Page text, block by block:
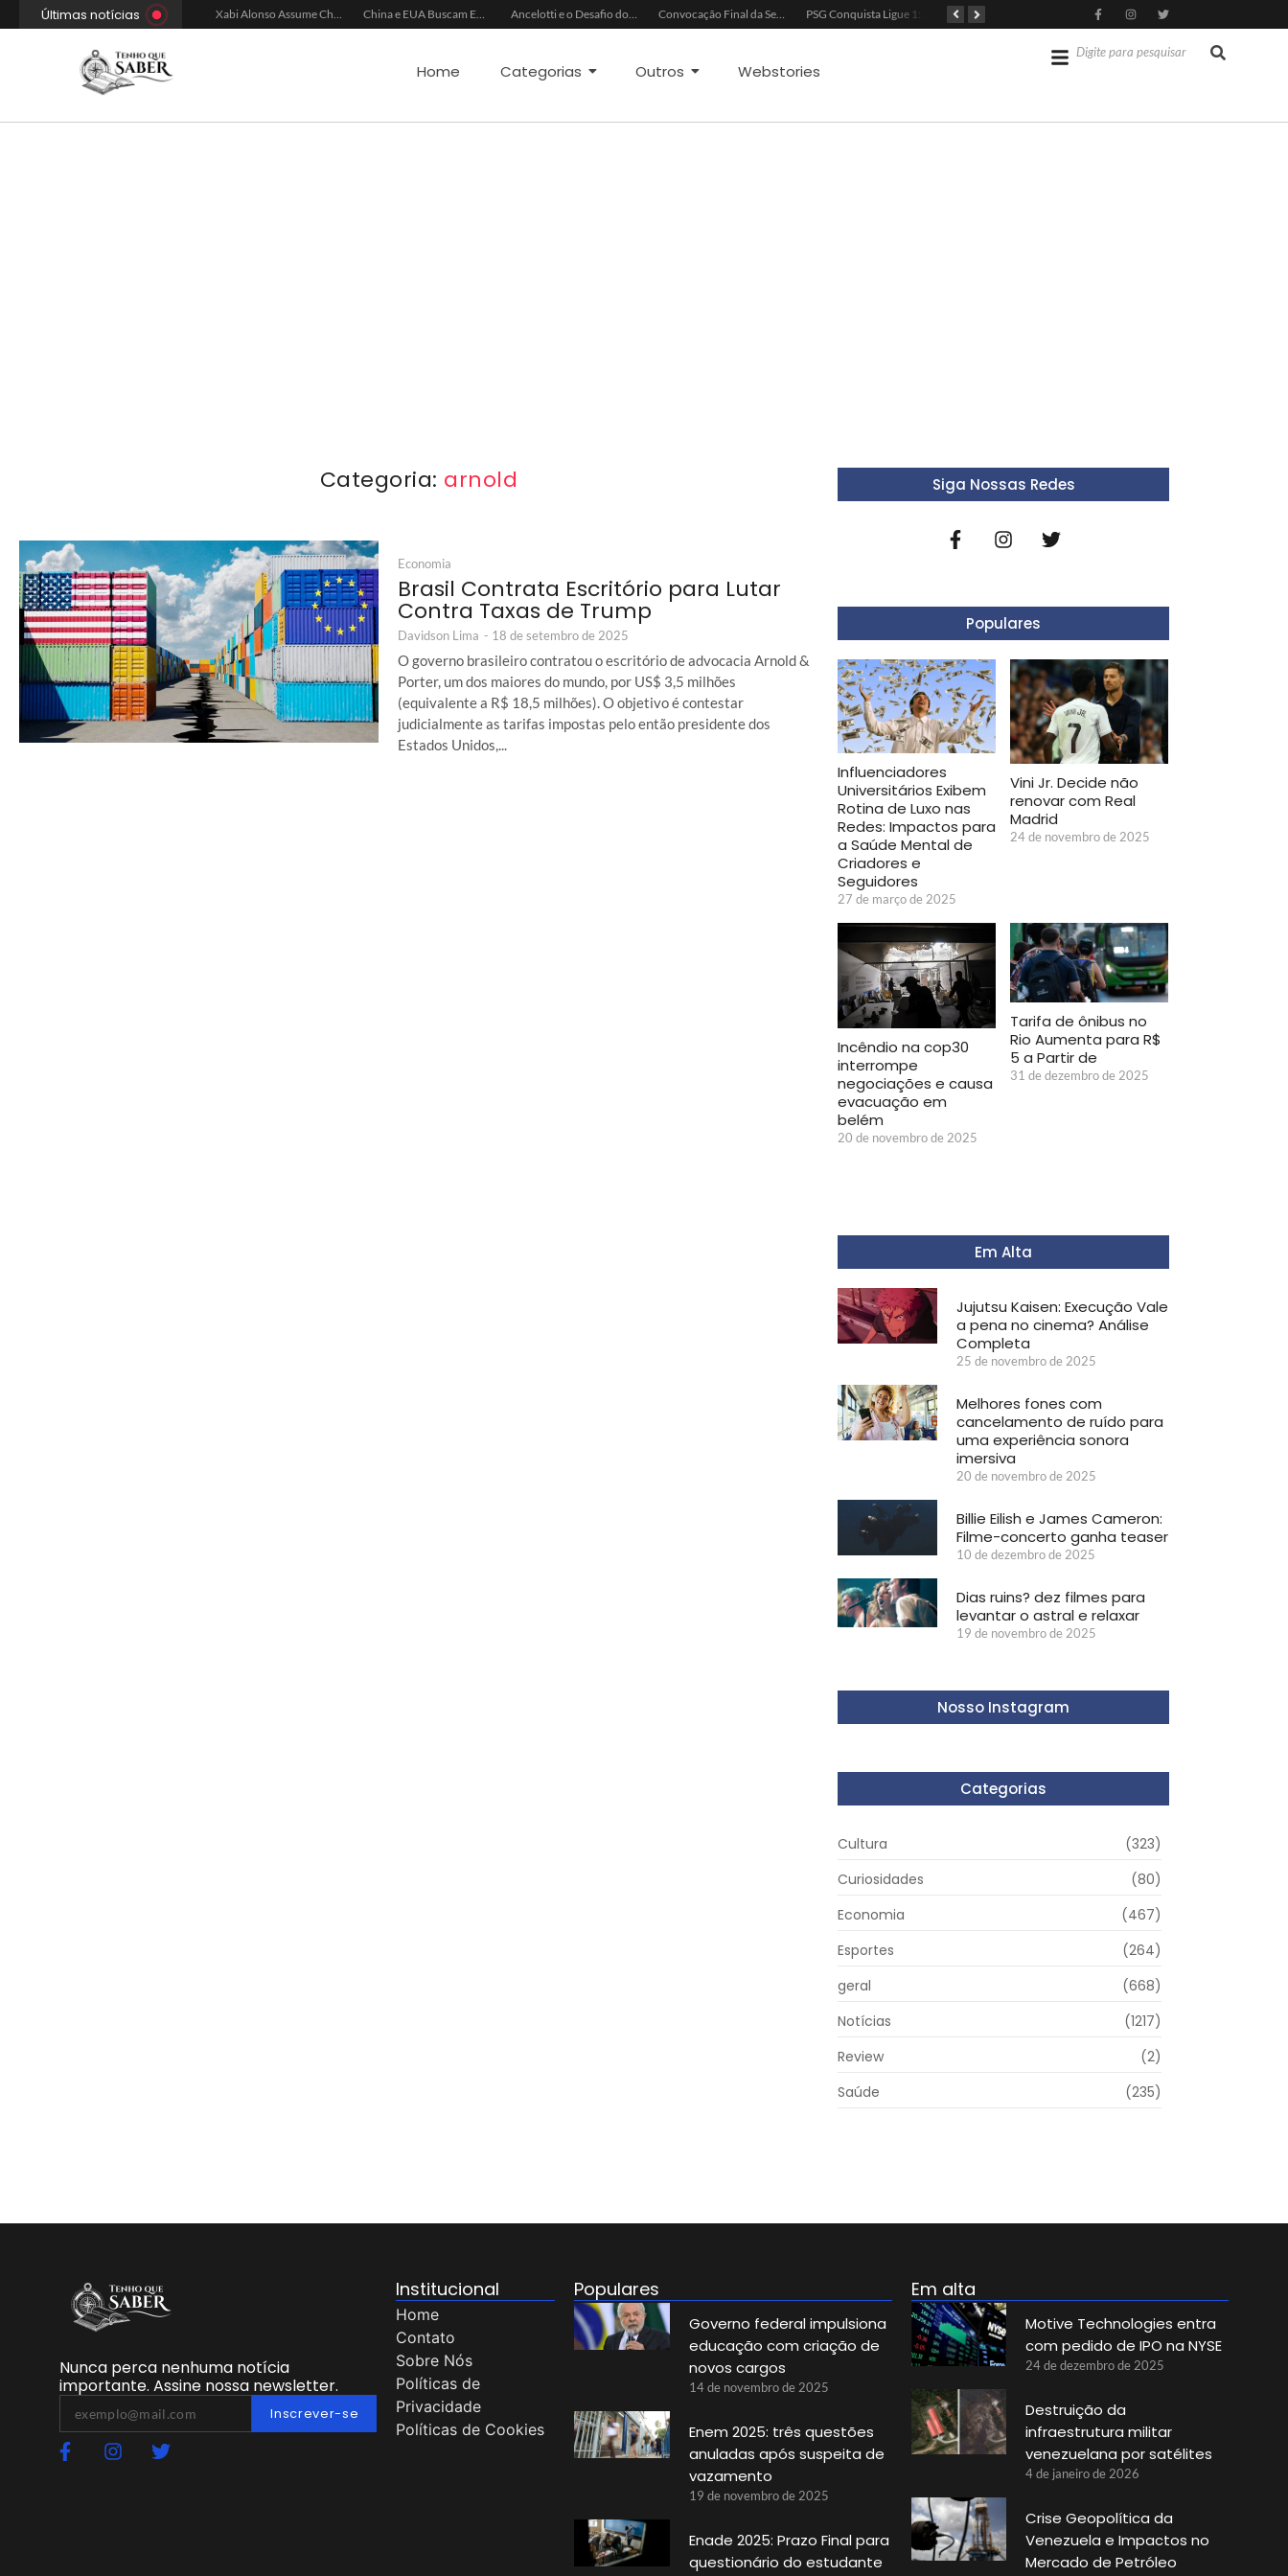
Últimas notícias Xabi Alonso Assume Chelsea: Nova Estratégia Gerencial e Contrato Até 2030 China e EUA Buscam Expansão do Comércio Agrícola Ancelotti e o Desafio dos Goleiros na Seleção Convocação Final da Seleção Brasileira para a Copa do Mundo 2026
Home Categorias Outros Webstories
Categoria: arnold
Economia
Brasil Contrata Escritório para Lutar
Contra Taxas de Trump
Davidson Lima - 18 de setembro de 2025
O governo brasileiro contratou o escritório de advocacia Arnold &
Porter, um dos maiores do mundo, por US$ 3,5 milhões
(equivalente a R$ 18,5 milhões). O objetivo é contestar
judicialmente as tarifas impostas pelo então presidente dos
Estados Unidos,...
Siga Nossas Redes
Populares
Influenciadores
Universitários Exibem
Rotina de Luxo nas
Redes: Impactos para
a Saúde Mental de
Criadores e
Seguidores
27 de março de 2025
Vini Jr. Decide não
renovar com Real
Madrid
24 de novembro de 2025
Incêndio na cop30
interrompe
negociações e causa
evacuação em
belém
20 de novembro de 2025
Tarifa de ônibus no
Rio Aumenta para R$
5 a Partir de
31 de dezembro de 2025
Em Alta
Jujutsu Kaisen: Execução Vale
a pena no cinema? Análise
Completa
25 de novembro de 2025
Melhores fones com
cancelamento de ruído para
uma experiência sonora
imersiva
20 de novembro de 2025
Billie Eilish e James Cameron:
Filme-concerto ganha teaser
10 de dezembro de 2025
Dias ruins? dez filmes para
levantar o astral e relaxar
19 de novembro de 2025
Nosso Instagram
Categorias
Cultura
(323)
Curiosidades
(80)
Economia
(467)
Esportes
(264)
geral
(668)
Notícias
(1217)
Review
(2)
Saúde
(235)
Nunca perca nenhuma notícia
importante. Assine nossa newsletter.
Inscrever-se
Institucional
Home
Contato
Sobre Nós
Políticas de
Privacidade
Políticas de Cookies
Populares
Governo federal impulsiona
educação com criação de
novos cargos
14 de novembro de 2025
Enem 2025: três questões
anuladas após suspeita de
vazamento
19 de novembro de 2025
Enade 2025: Prazo Final para
questionário do estudante
Em alta
Motive Technologies entra
com pedido de IPO na NYSE
24 de dezembro de 2025
Destruição da
infraestrutura militar
venezuelana por satélites
4 de janeiro de 2026
Crise Geopolítica da
Venezuela e Impactos no
Mercado de Petróleo